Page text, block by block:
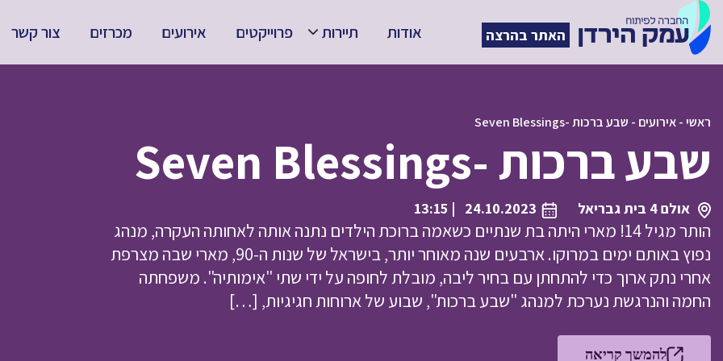
האתר בהרצה אודות תיירות פרוייקטים אירועים מכרזים צור קשר
ראשי-אירועים - שבע ברכות -Seven Blessings
שבע ברכות -Seven Blessings
אולם 4 בית גבריאל 24.10.2023
| 13:15
הותר מגיל 14! מארי היתה בת שנתיים כשאמה ברוכת הילדים נתנה אותה לאחותה העקרה, מנהג
נפוץ באותם ימים במרוקו. ארבעים שנה מאוחר יותר, בישראל של שנות ה-90, מארי שבה מצרפת
אחרי נתק ארוך כדי להתחתן עם בחיר ליבה, מובלת לחופה על ידי שתי "אימותיה". משפחתה
החמה והנרגשת נערכת למנהג "שבע ברכות", שבוע של ארוחות חגיגיות, […]
להמשך קריאה